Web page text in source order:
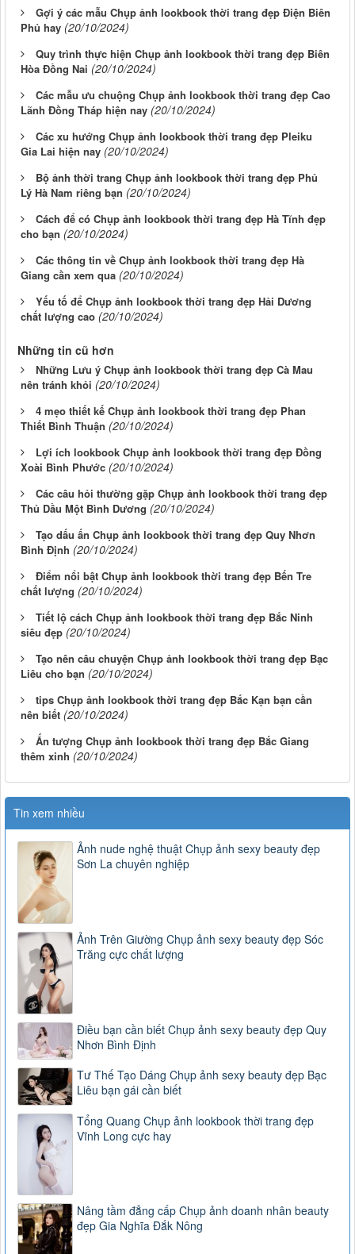
Gợi ý các mẫu Chụp ảnh lookbook thời trang đẹp Điện Biên
Phủ hay (20/10/2024)
Quy trình thực hiện Chụp ảnh lookbook thời trang đẹp Biên
Hòa Đồng Nai (20/10/2024)
Các mẫu ưu chuộng Chụp ảnh lookbook thời trang đẹp Cao
Lãnh Đồng Tháp hiện nay (20/10/2024)
Các xu hướng Chụp ảnh lookbook thời trang đẹp Pleiku
Gia Lai hiện nay (20/10/2024)
Bộ ảnh thời trang Chụp ảnh lookbook thời trang đẹp Phủ
Lý Hà Nam riêng bạn (20/10/2024)
Cách để có Chụp ảnh lookbook thời trang đẹp Hà Tĩnh đẹp
cho bạn (20/10/2024)
Các thông tin về Chụp ảnh lookbook thời trang đẹp Hà
Giang cần xem qua (20/10/2024)
Yếu tố để Chụp ảnh lookbook thời trang đẹp Hải Dương
chất lượng cao (20/10/2024)
Những tin cũ hơn
Những Lưu ý Chụp ảnh lookbook thời trang đẹp Cà Mau
nên tránh khỏi (20/10/2024)
4 mẹo thiết kế Chụp ảnh lookbook thời trang đẹp Phan
Thiết Bình Thuận (20/10/2024)
Lợi ích lookbook Chụp ảnh lookbook thời trang đẹp Đồng
Xoài Bình Phước (20/10/2024)
Các câu hỏi thường gặp Chụp ảnh lookbook thời trang đẹp
Thủ Dầu Một Bình Dương (20/10/2024)
Tạo dấu ấn Chụp ảnh lookbook thời trang đẹp Quy Nhơn
Bình Định (20/10/2024)
Điểm nổi bật Chụp ảnh lookbook thời trang đẹp Bến Tre
chất lượng (20/10/2024)
Tiết lộ cách Chụp ảnh lookbook thời trang đẹp Bắc Ninh
siêu đẹp (20/10/2024)
Tạo nên câu chuyện Chụp ảnh lookbook thời trang đẹp Bạc
Liêu cho bạn (20/10/2024)
tips Chụp ảnh lookbook thời trang đẹp Bắc Kạn bạn cần
nên biết (20/10/2024)
Ấn tượng Chụp ảnh lookbook thời trang đẹp Bắc Giang
thêm xinh (20/10/2024)
Tin xem nhiều
Ảnh nude nghệ thuật Chụp ảnh sexy beauty đẹp
Sơn La chuyên nghiệp
Ảnh Trên Giường Chụp ảnh sexy beauty đẹp Sóc
Trăng cực chất lượng
Điều bạn cần biết Chụp ảnh sexy beauty đẹp Quy
Nhơn Bình Định
Tư Thế Tạo Dáng Chụp ảnh sexy beauty đẹp Bạc
Liêu bạn gái cần biết
Tổng Quang Chụp ảnh lookbook thời trang đẹp
Vĩnh Long cực hay
Nâng tầm đẳng cấp Chụp ảnh doanh nhân beauty
đẹp Gia Nghĩa Đắk Nông